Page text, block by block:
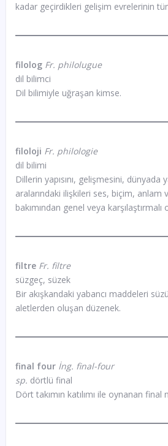
kadar geçirdikleri gelişim evrelerinin
filologFr. philolugue
dil bilimci
Dil bilimiyle uğraşan kimse.
filoloji Fr. philologie
dil bilimi
Dillerin yapısını, gelişmesini, dünyada
aralarındaki ilişkileri ses, biçim, anlam
bakımından genel veya
filtreFr. filtre
süzgeç, süzek
Bir akışkandaki yabancı maddeleri
aletlerden oluşan düzenek.
final fourİng. final-four
sp. dörtlü final
Dört takımın katılımı ile oynanan final